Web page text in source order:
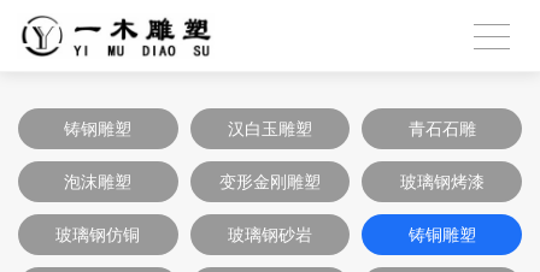
铸钢雕塑 汉白玉雕塑 青石石雕
泡沫雕塑 变形金刚雕塑 玻璃钢烤漆
玻璃钢仿铜 玻璃钢砂岩 铸铜雕塑